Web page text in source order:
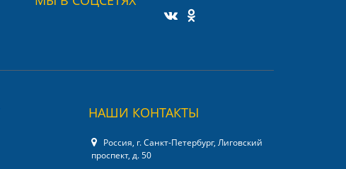
НАШИ КОНТАКТЫ
Россия, г. Санкт-Петербург, Лиговский
проспект, д. 50